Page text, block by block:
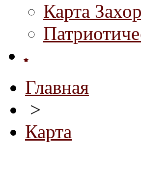
Карта
Главная
>
Карта